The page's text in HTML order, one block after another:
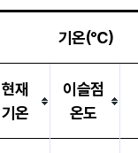
기온(℃)
현재
기온
이슬점
온도